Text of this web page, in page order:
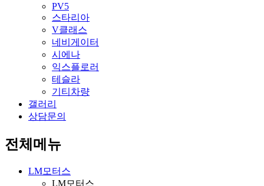
PV5
스타리아
V클래스
네비게이터
시에나
익스플로러
테슬라
기티차량
갤러리
상담문의
전체메뉴
LM모터스
LM모터스